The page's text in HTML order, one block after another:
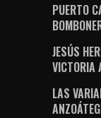
PUERTO
JESÚS
VICTORIA
LAS